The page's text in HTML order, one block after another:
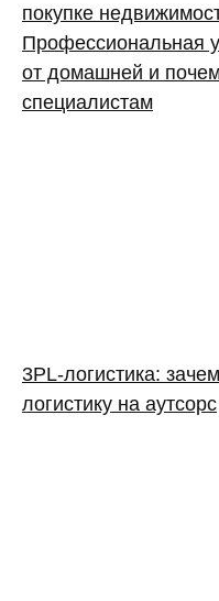
покупке
Профессиональная
от домашней и
специалистам
3PL‑логистика:
логистику на аутсорс